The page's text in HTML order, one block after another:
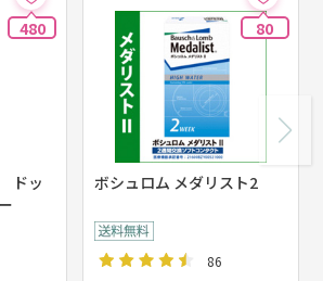
480
ドッ
80
ボシュロム メダリスト2
86